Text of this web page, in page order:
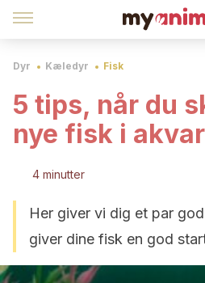
Dyr Kæledyr Fisk
5 tips, når du
nye fisk i
4 minutter
Her giver vi dig et par
giver dine fisk en god